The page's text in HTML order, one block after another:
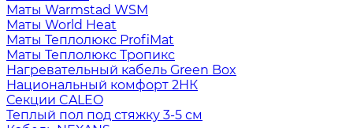
Маты Warmstad WSM
Маты World Heat
Маты Теплолюкс ProfiMat
Маты Теплолюкс Тропикс
Нагревательный кабель Green Box
Национальный комфорт 2НК
Секции CALEO
Теплый пол под стяжку 3-5 см